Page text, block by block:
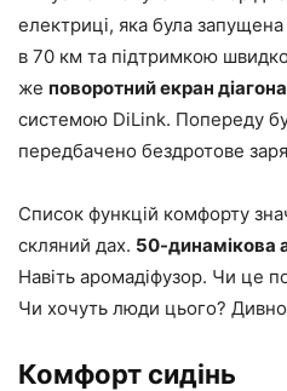
електриці, яка була запущена
в 70 км та підтримкою
же поворотний екран
системою DiLink. Попереду
передбачено бездротове
Список функцій комфорту
скляний дах. 50-динамікова
Навіть аромадіфузор. Чи це
Чи хочуть люди цього?
Комфорт сидінь